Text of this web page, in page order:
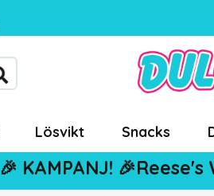
Lösvikt Snacks
🎉 KAMPANJ!